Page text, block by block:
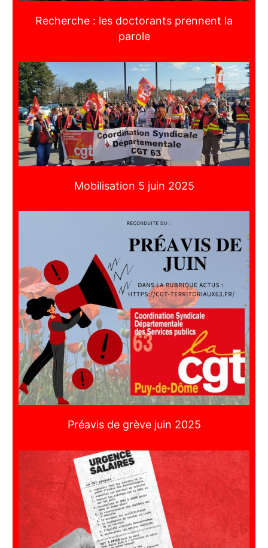
Recherche : les doctorants prennent la
parole
Mobilisation 5 juin 2025
Préavis de grève juin 2025